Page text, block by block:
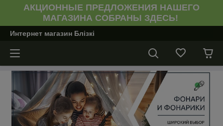
АКЦИОННЫЕ ПРЕДЛОЖЕНИЯ НАШЕГО
МАГАЗИНА СОБРАНЫ ЗДЕСЬ!
Интернет магазин Блiзкi